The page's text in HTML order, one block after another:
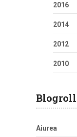
2016
2014
2012
2010
Blogroll
Aiurea